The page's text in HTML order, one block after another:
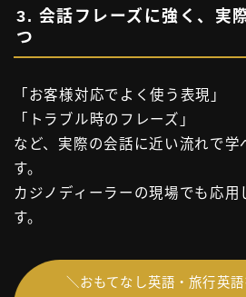
3. 会話フレーズに強く、実
つ
「お客様対応でよく使う表現」
「トラブル時のフレーズ」
など、実際の会話に近い流れで学
す。
カジノディーラーの現場でも応用
す。
＼おもてなし英語・旅行英